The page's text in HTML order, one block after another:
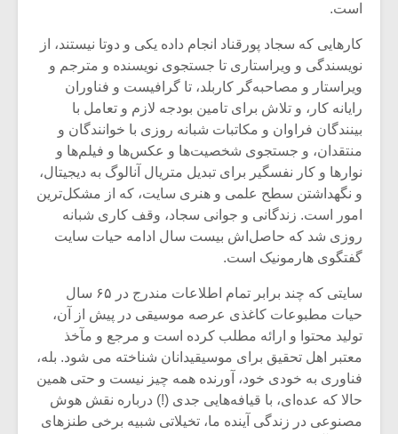
است.
کارهایی که سجاد پورقناد انجام داده یکی و دوتا نیستند، از
نویسندگی و ویراستاری تا جستجوی نویسنده و مترجم و
ویراستار و مصاحبه‌گر کاربلد، تا گرافیست و فناوران
رایانه کار، و تلاش برای تامین بودجه لازم و تعامل با
بینندگان فراوان و مکاتبات شبانه روزی با خوانندگان و
منتقدان، و جستجوی شخصیت‌ها و عکس‌ها و فیلم‌ها و
نوارها و کار نفسگیر برای تبدیل متریال آنالوگ به دیجیتال،
و نگهداشتن سطح علمی و هنری سایت، که از مشکل‌ترین
امور است. زندگانی و جوانی سجاد، وقف کاری شبانه
روزی شد که حاصل‌اش بیست سال ادامه حیات سایت
گفتگوی هارمونیک است.
سایتی که چند برابر تمام اطلاعات مندرج در ۶۵ سال
حیات مطبوعات کاغذی عرصه موسیقی در پیش از آن،
تولید محتوا و ارائه مطلب کرده است و مرجع و مآخذ
معتبر اهل تحقیق برای موسیقیدانان شناخته می شود.‌ بله،
فناوری به خودی خود، آورنده همه چیز نیست و حتی همین
حالا که عده‌ای، با قیافه‌هایی جدی (!) درباره نقش هوش
مصنوعی در زندگی آینده ما، تخیلاتی شبیه برخی طنزهای